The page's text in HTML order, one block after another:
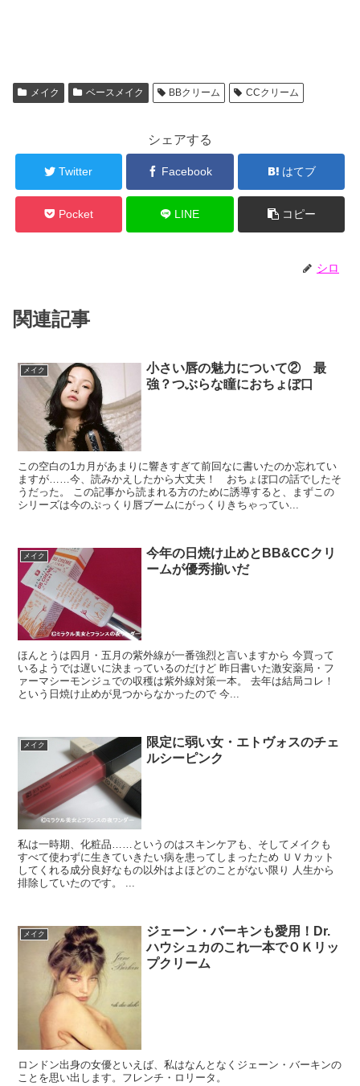
メイク ベースメイク BBクリーム CCクリーム
シェアする
Twitter Facebook はてブ
Pocket LINE コピー
シロ
関連記事
メイク
小さい唇の魅力について② 最
強？つぶらな瞳におちょぼ口
この空白の1カ月があまりに響きすぎて前回なに書いたのか忘れてい
ますが……今、読みかえしたから大丈夫！ おちょぼ口の話でしたそ
うだった。 この記事から読まれる方のために誘導すると、まずこの
シリーズは今のぷっくり唇ブームにがっくりきちゃってい...
メイク
今年の日焼け止めとBB&CCクリ
ームが優秀揃いだ
ほんとうは四月・五月の紫外線が一番強烈と言いますから 今買って
いるようでは遅いに決まっているのだけど 昨日書いた激安薬局・フ
ァーマシーモンジュでの収穫は紫外線対策一本。 去年は結局コレ！
という日焼け止めが見つからなかったので 今...
メイク
限定に弱い女・エトヴォスのチェ
ルシーピンク
私は一時期、化粧品……というのはスキンケアも、そしてメイクも
すべて使わずに生きていきたい病を患ってしまったため ＵＶカット
してくれる成分良好なもの以外はよほどのことがない限り 人生から
排除していたのです。 ...
メイク
ジェーン・バーキンも愛用！Dr.
ハウシュカのこれ一本でＯＫリッ
プクリーム
ロンドン出身の女優といえば、私はなんとなくジェーン・バーキンの
ことを思い出します。フレンチ・ロリータ。